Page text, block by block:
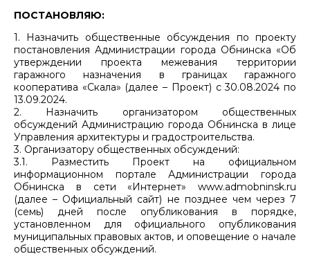
ПОСТАНОВЛЯЮ:
1. Назначить общественные обсуждения по проекту
постановления Администрации города Обнинска «Об
утверждении проекта межевания территории
гаражного назначения в границах гаражного
кооператива «Скала» (далее – Проект) с 30.08.2024 по
13.09.2024.
2. Назначить организатором общественных
обсуждений Администрацию города Обнинска в лице
Управления архитектуры и градостроительства.
3. Организатору общественных обсуждений:
3.1. Разместить Проект на официальном
информационном портале Администрации города
Обнинска в сети «Интернет» www.admobninsk.ru
(далее – Официальный сайт) не позднее чем через 7
(семь) дней после опубликования в порядке,
установленном для официального опубликования
муниципальных правовых актов, и оповещение о начале
общественных обсуждений.